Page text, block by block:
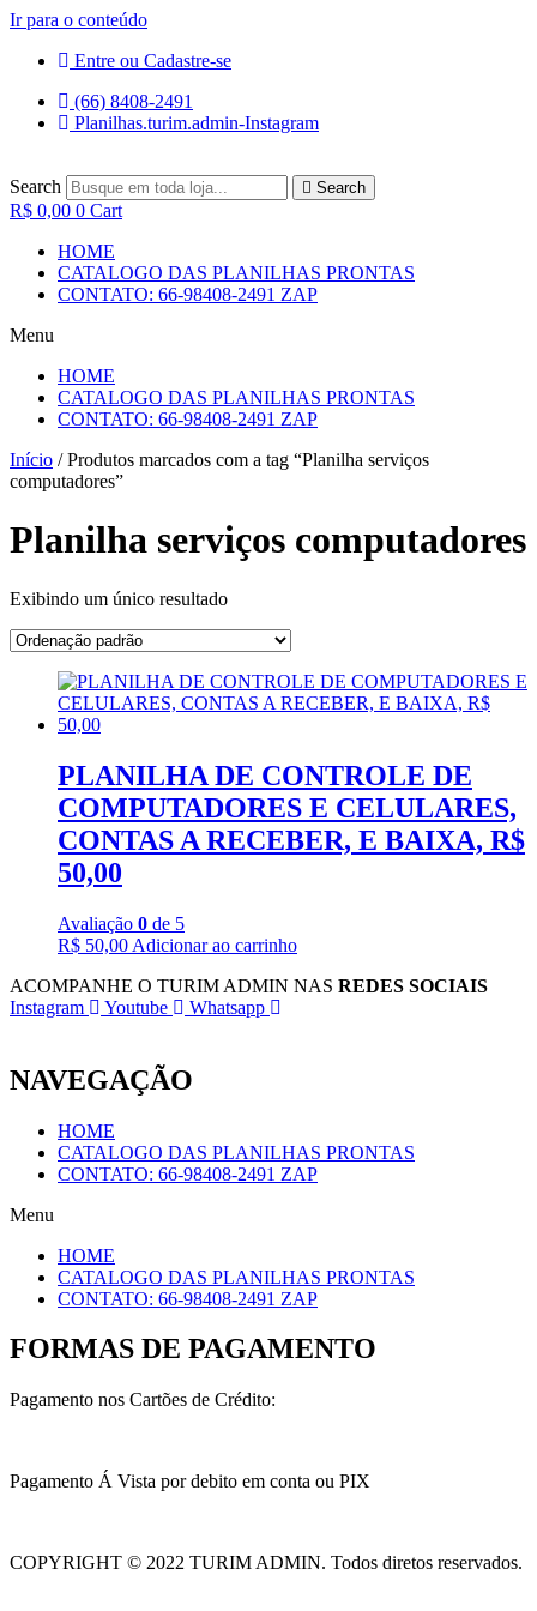
Ir para o conteúdo
Entre ou Cadastre-se
(66) 8408-2491
Planilhas.turim.admin-Instagram
Search Search
R$ 0,00 0 Cart
HOME
CATALOGO DAS PLANILHAS PRONTAS
CONTATO: 66-98408-2491 ZAP
Menu
HOME
CATALOGO DAS PLANILHAS PRONTAS
CONTATO: 66-98408-2491 ZAP
Início / Produtos marcados com a tag “Planilha serviços
computadores”
Planilha serviços computadores
Exibindo um único resultado
PLANILHA DE CONTROLE DE
COMPUTADORES E CELULARES,
CONTAS A RECEBER, E BAIXA, R$
50,00
Avaliação 0 de 5
R$ 50,00 Adicionar ao carrinho
ACOMPANHE O TURIM ADMIN NAS REDES SOCIAIS
Instagram
Youtube Whatsapp
NAVEGAÇÃO
HOME
CATALOGO DAS PLANILHAS PRONTAS
CONTATO: 66-98408-2491 ZAP
Menu
HOME
CATALOGO DAS PLANILHAS PRONTAS
CONTATO: 66-98408-2491 ZAP
FORMAS DE PAGAMENTO
Pagamento nos Cartões de Crédito:
Pagamento Á Vista por debito em conta ou PIX
COPYRIGHT © 2022 TURIM ADMIN. Todos diretos reservados.